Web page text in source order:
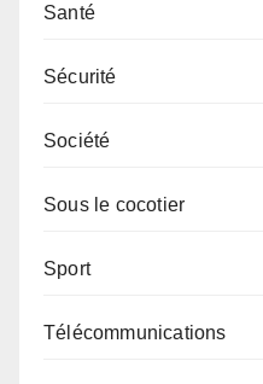
Santé
Sécurité
Société
Sous le cocotier
Sport
Télécommunications